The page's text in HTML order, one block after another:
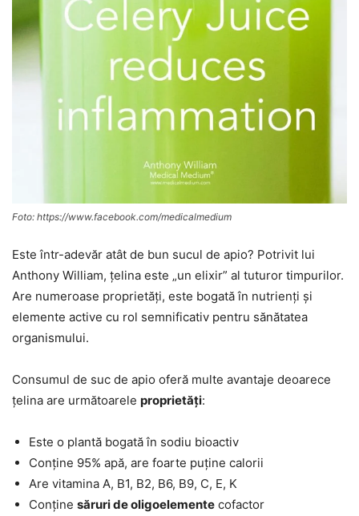
Foto: https://www.facebook.com/medicalmedium
Este într-adevăr atât de bun sucul de apio? Potrivit lui
Anthony William, țelina este „un elixir” al tuturor timpurilor.
Are numeroase proprietăți, este bogată în nutrienți și
elemente active cu rol semnificativ pentru sănătatea
organismului.
Consumul de suc de apio oferă multe avantaje deoarece
țelina are următoarele proprietăți:
Este o plantă bogată în sodiu bioactiv
Conține 95% apă, are foarte puține calorii
Are vitamina A, B1, B2, B6, B9, C, E, K
Conține săruri de oligoelemente cofactor